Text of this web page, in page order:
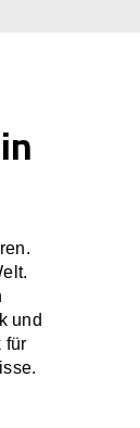
und
für